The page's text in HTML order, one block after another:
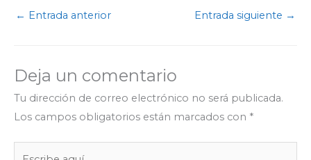
e
k
p
m
e
n
i
← Entrada anterior Entrada siguiente →
Deja un comentario
Tu dirección de correo electrónico no será publicada.
Los campos obligatorios están marcados con *